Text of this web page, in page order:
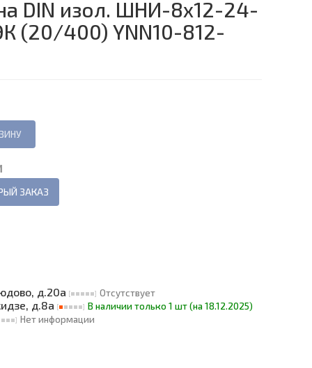
DIN изол. ШНИ-8х12-24-
(20/400) YNN10-812-
ЗАКАЗ
д.20а
Отсутствует
д.8а В наличии только 1 шт (на 18.12.2025)
Нет информации